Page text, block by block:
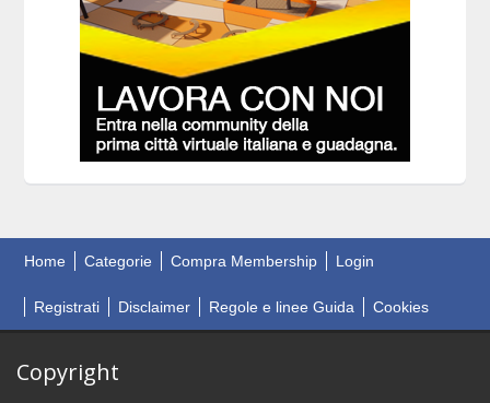
Home Categorie Compra Membership Login
Registrati Disclaimer Regole e linee Guida Cookies
Copyright